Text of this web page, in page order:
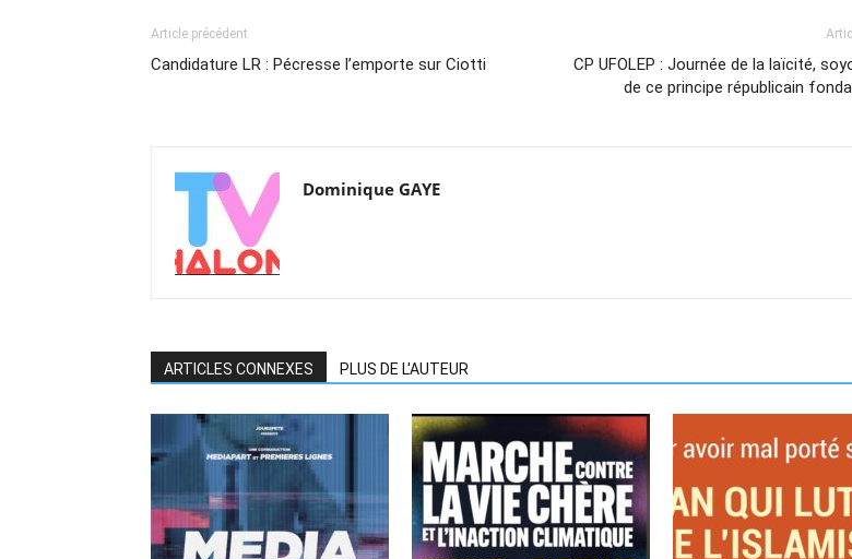
Article précédent
Candidature LR : Pécresse l’emporte sur Ciotti
CP UFOLEP : Journée de la laïcité,
de ce principe républicain
Dominique GAYE
ARTICLES CONNEXES PLUS DE L'AUTEUR